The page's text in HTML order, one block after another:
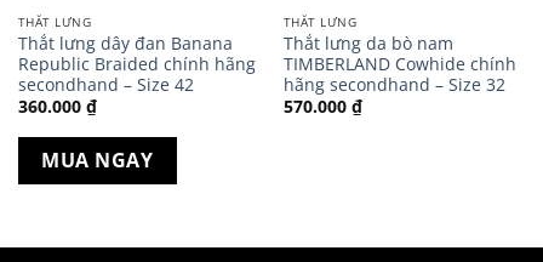
THẮT LƯNG
Thắt lưng dây đan Banana
Republic Braided chính hãng
secondhand – Size 42
360.000 ₫
MUA NGAY
THẮT LƯNG
Thắt lưng da bò nam
TIMBERLAND Cowhide chính
hãng secondhand – Size 32
570.000 ₫